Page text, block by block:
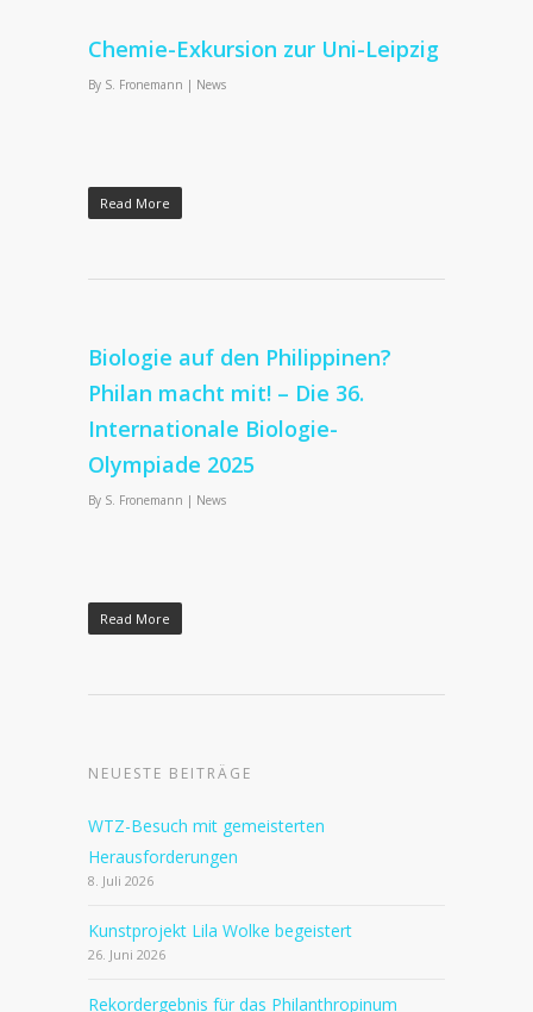
Chemie-Exkursion zur Uni-Leipzig
By S. Fronemann | News
Read More
Biologie auf den Philippinen?
Philan macht mit! – Die 36.
Internationale Biologie-
Olympiade 2025
By S. Fronemann | News
Read More
NEUESTE BEITRÄGE
WTZ-Besuch mit gemeisterten
Herausforderungen
8. Juli 2026
Kunstprojekt Lila Wolke begeistert
26. Juni 2026
Rekordergebnis für das Philanthropinum